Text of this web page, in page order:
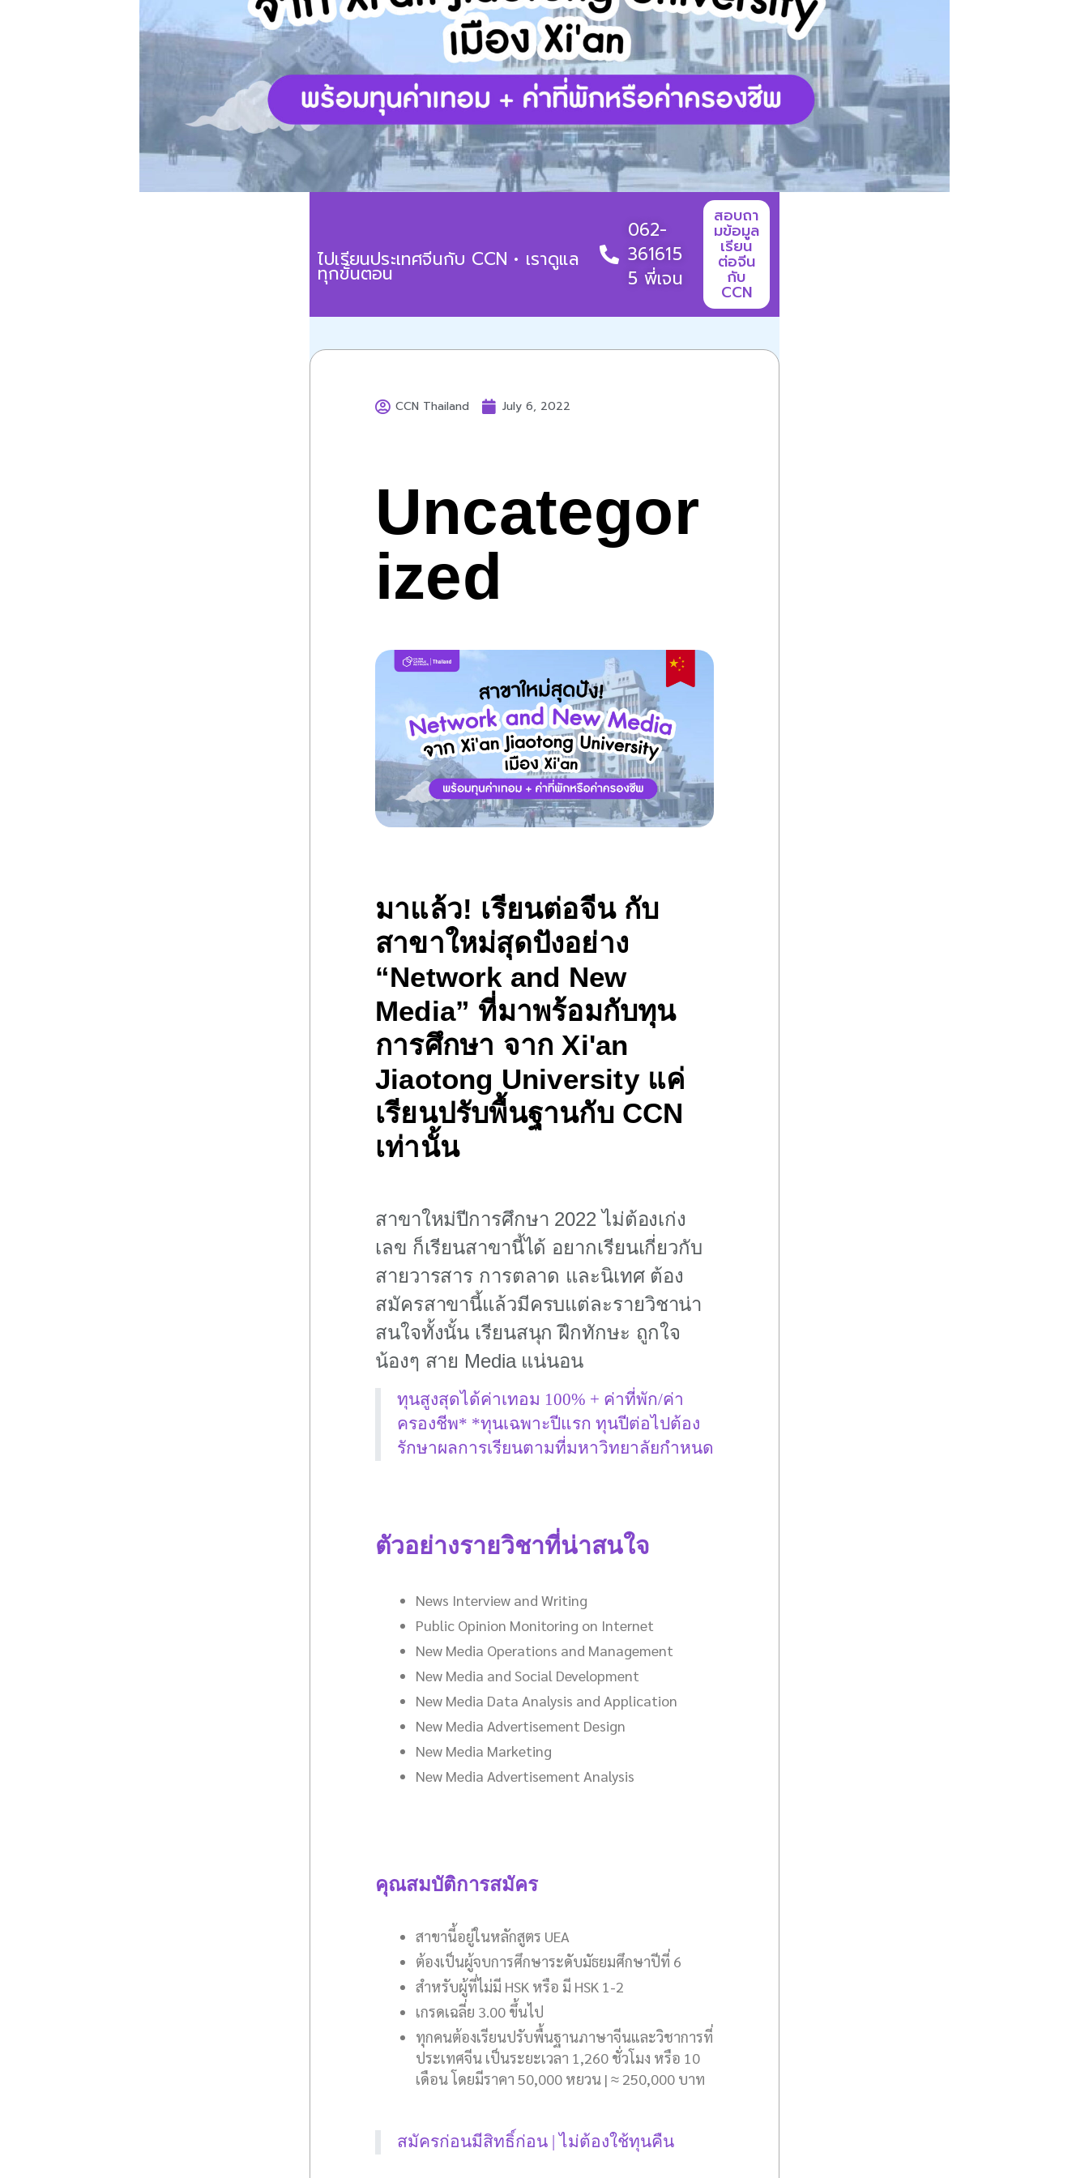
ไปเรียนประเทศจีนกับ CCN • เราดูแล
ทุกขั้นตอน
062-
361615
5 พี่เจน
สอบถา
มข้อมูล
เรียน
ต่อจีน
กับ
CCN
CCN Thailand July 6, 2022
Uncategor
ized
มาแล้ว! เรียนต่อจีน กับ
สาขาใหม่สุดปังอย่าง
“Network and New
Media” ที่มาพร้อมกับทุน
การศึกษา จาก Xi'an
Jiaotong University แค่
เรียนปรับพื้นฐานกับ CCN
เท่านั้น
สาขาใหม่ปีการศึกษา 2022 ไม่ต้องเก่ง
เลข ก็เรียนสาขานี้ได้ อยากเรียนเกี่ยวกับ
สายวารสาร การตลาด และนิเทศ ต้อง
สมัครสาขานี้แล้วมีครบแต่ละรายวิชาน่า
สนใจทั้งนั้น เรียนสนุก ฝึกทักษะ ถูกใจ
น้องๆ สาย Media แน่นอน
ทุนสูงสุดได้ค่าเทอม 100% + ค่าที่พัก/ค่า
ครองชีพ* *ทุนเฉพาะปีแรก ทุนปีต่อไปต้อง
รักษาผลการเรียนตามที่มหาวิทยาลัยกำหนด
ตัวอย่างรายวิชาที่น่าสนใจ
News Interview and Writing
Public Opinion Monitoring on Internet
New Media Operations and Management
New Media and Social Development
New Media Data Analysis and Application
New Media Advertisement Design
New Media Marketing
New Media Advertisement Analysis
คุณสมบัติการสมัคร
สาขานี้อยู่ในหลักสูตร UEA
ต้องเป็นผู้จบการศึกษาระดับมัธยมศึกษาปีที่ 6
สำหรับผู้ที่ไม่มี HSK หรือ มี HSK 1-2
เกรดเฉลี่ย 3.00 ขึ้นไป
ทุกคนต้องเรียนปรับพื้นฐานภาษาจีนและวิชาการที่
ประเทศจีน เป็นระยะเวลา 1,260 ชั่วโมง หรือ 10
เดือน โดยมีราคา 50,000 หยวน | ≈ 250,000 บาท
สมัครก่อนมีสิทธิ์ก่อน | ไม่ต้องใช้ทุนคืน⠀